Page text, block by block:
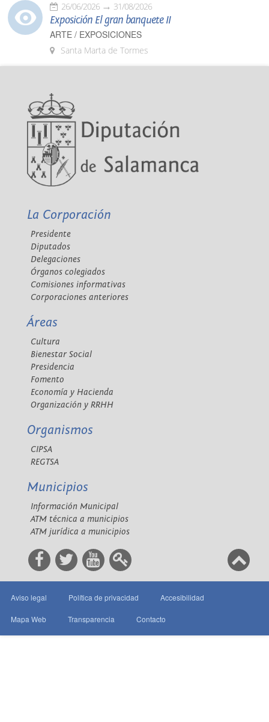
26/06/2026 31/08/2026
Exposición El gran banquete II
ARTE / EXPOSICIONES
Santa Marta de Tormes
La Corporación
Presidente
Diputados
Delegaciones
Órganos colegiados
Comisiones informativas
Corporaciones anteriores
Áreas
Cultura
Bienestar Social
Presidencia
Fomento
Economía y Hacienda
Organización y RRHH
Organismos
CIPSA
REGTSA
Municipios
Información Municipal
ATM técnica a municipios
ATM jurídica a municipios
Aviso legal Política de privacidad Accesibilidad
Mapa Web Transparencia Contacto